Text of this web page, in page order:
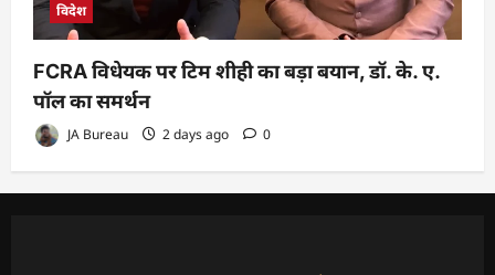
विदेश
FCRA विधेयक पर टिम शीही का बड़ा बयान, डॉ. के. ए.
पॉल का समर्थन
JA Bureau 2 days ago 0